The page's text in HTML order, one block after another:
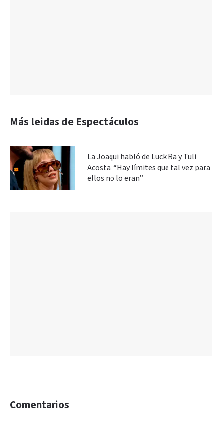
Más leidas de Espectáculos
La Joaqui habló de Luck Ra y Tuli
Acosta: “Hay límites que tal vez para
ellos no lo eran”
Comentarios